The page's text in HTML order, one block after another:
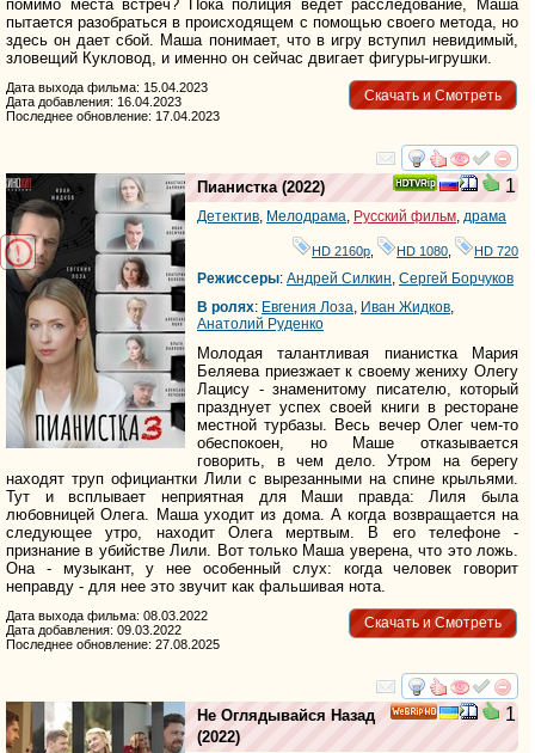
помимо места встреч? Пока полиция ведет расследование, Маша
пытается разобраться в происходящем с помощью своего метода, но
здесь он дает сбой. Маша понимает, что в игру вступил невидимый,
зловещий Кукловод, и именно он сейчас двигает фигуры-игрушки.
Скачать и Смотреть
Дата выхода фильма: 15.04.2023
Дата добавления: 16.04.2023
Последнее обновление: 17.04.2023
смотреть
1
Пианистка (2022)
Детектив, Мелодрама, Русский фильм, драма
HD 2160р HD 1080 HD 720
Режиссеры: Андрей Силкин, Сергей Борчуков
В ролях: Евгения Лоза, Ивaн Жидкoв,
Анатолий Руденко
Молодая талантливая пианистка Мария
Беляева приезжает к своему жениху Олегу
Лацису - знаменитому писателю, который
празднует успех своей книги в ресторане
местной турбазы. Весь вечер Олег чем-то
обеспокоен, но Маше отказывается
говорить, в чем дело. Утром на берегу
находят труп официантки Лили с вырезанными на спине крыльями.
Тут и всплывает неприятная для Маши правда: Лиля была
любовницей Олега. Маша уходит из дома. А когда возвращается на
следующее утро, находит Олега мертвым. В его телефоне -
признание в убийстве Лили. Вот только Маша уверена, что это ложь.
Она - музыкант, у нее особенный слух: когда человек говорит
неправду - для нее это звучит как фальшивая нота.
Скачать и Смотреть
Дата выхода фильма: 08.03.2022
Дата добавления: 09.03.2022
Последнее обновление: 27.08.2025
смотреть
1
Не Оглядывайся Назад
(2022)